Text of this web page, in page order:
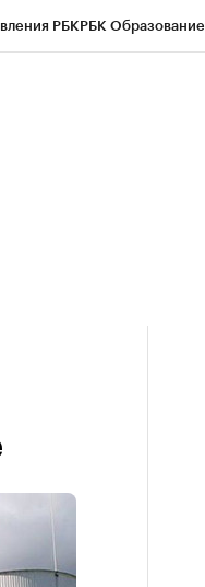
РБКРБК Образование